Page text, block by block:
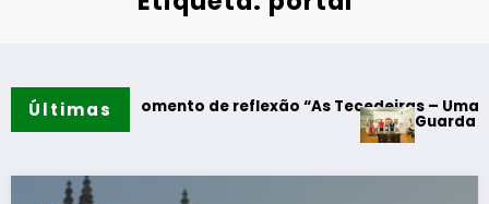
Últimas
– Momento de reflexão “As Tecedeiras – Uma Questão de
Guarda –